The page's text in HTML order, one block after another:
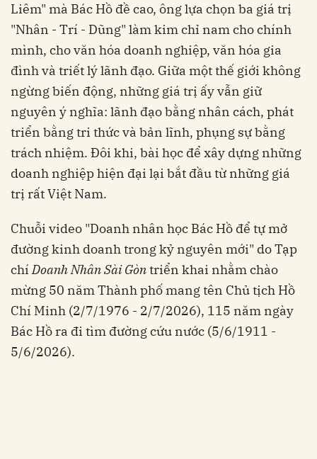
Liêm" mà Bác Hồ đề cao, ông lựa chọn ba giá trị
"Nhân - Trí - Dũng" làm kim chỉ nam cho chính
mình, cho văn hóa doanh nghiệp, văn hóa gia
đình và triết lý lãnh đạo. Giữa một thế giới không
ngừng biến động, những giá trị ấy vẫn giữ
nguyên ý nghĩa: lãnh đạo bằng nhân cách, phát
triển bằng tri thức và bản lĩnh, phụng sự bằng
trách nhiệm. Đôi khi, bài học để xây dựng những
doanh nghiệp hiện đại lại bắt đầu từ những giá
trị rất Việt Nam.
Chuỗi video "Doanh nhân học Bác Hồ để tự mở
đường kinh doanh trong kỷ nguyên mới" do Tạp
chíDoanh Nhân Sài Gòntriển khai nhằm chào
mừng 50 năm Thành phố mang tên Chủ tịch Hồ
Chí Minh (2/7/1976 - 2/7/2026), 115 năm ngày
Bác Hồ ra đi tìm đường cứu nước (5/6/1911 -
5/6/2026).